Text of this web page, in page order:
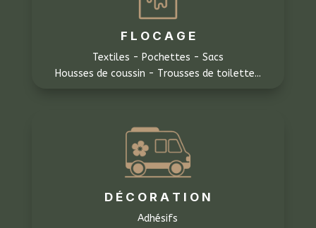
F L O C A G E
Textiles - Pochettes - Sacs
Housses de coussin - Trousses de toilette...
D É C O R A T I O N
Adhésifs